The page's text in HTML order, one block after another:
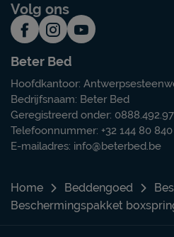
Volg ons
Beter Bed
Hoofdkantoor:
Bedrijfsnaam: Beter Bed
Geregistreerd onder:
Telefoonnummer: +32 144 80 840
E-mailadres: info@beterbed.be
Home Beddengoed
Beschermingspakket